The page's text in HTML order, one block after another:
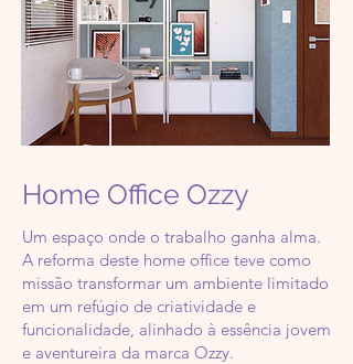
Home Office Ozzy
Um espaço onde o trabalho ganha alma.
A reforma deste home office teve como
missão transformar um ambiente limitado
em um refúgio de criatividade e
funcionalidade, alinhado à essência jovem
e aventureira da marca Ozzy.